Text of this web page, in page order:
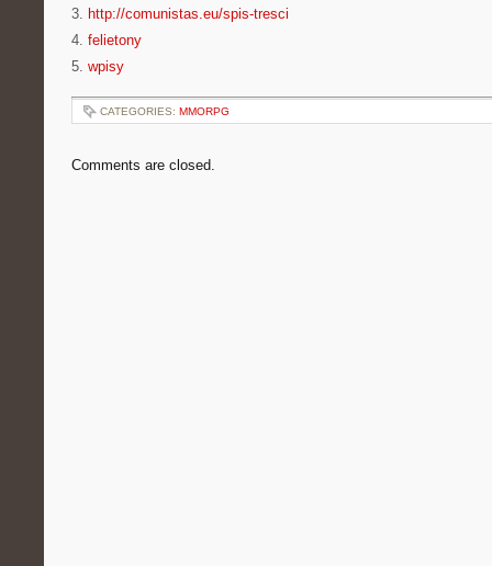
3. http://comunistas.eu/spis-tresci
4. felietony
5. wpisy
CATEGORIES: MMORPG
Comments are closed.